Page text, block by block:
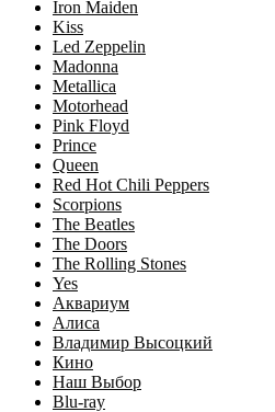
Iron Maiden
Kiss
Led Zeppelin
Madonna
Metallica
Motorhead
Pink Floyd
Prince
Queen
Red Hot Chili Peppers
Scorpions
The Beatles
The Doors
The Rolling Stones
Yes
Аквариум
Алиса
Владимир Высоцкий
Кино
Наш Выбор
Blu-ray